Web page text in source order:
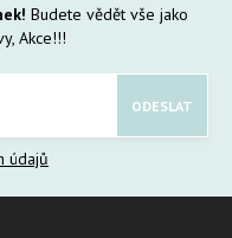
Budete vědět vše jako
Akce!!!
údajů